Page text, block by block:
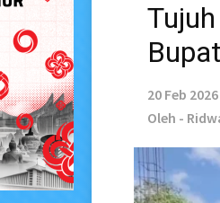
20 Feb
Oleh -